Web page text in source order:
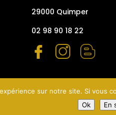
29000 Quimper
02 98 90 18 22
sur notre site. Si
Ok
En